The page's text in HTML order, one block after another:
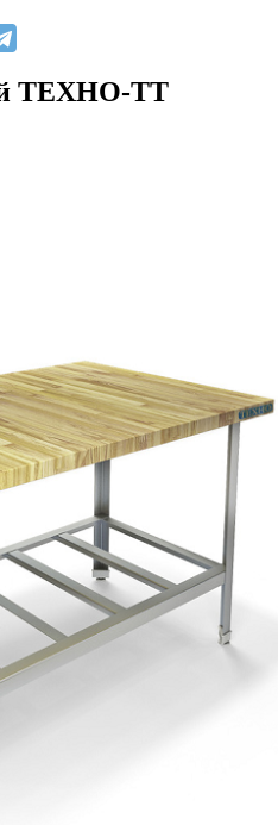
ТЕХНО-ТТ